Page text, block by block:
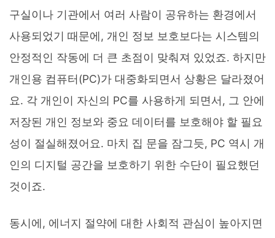
구실이나 기관에서 여러 사람이 공유하는 환경에서
사용되었기 때문에, 개인 정보 보호보다는 시스템의
안정적인 작동에 더 큰 초점이 맞춰져 있었죠. 하지만
개인용 컴퓨터(PC)가 대중화되면서 상황은 달라졌어
요. 각 개인이 자신의 PC를 사용하게 되면서, 그 안에
저장된 개인 정보와 중요 데이터를 보호해야 할 필요
성이 절실해졌어요. 마치 집 문을 잠그듯, PC 역시 개
인의 디지털 공간을 보호하기 위한 수단이 필요했던
것이죠.
동시에, 에너지 절약에 대한 사회적 관심이 높아지면